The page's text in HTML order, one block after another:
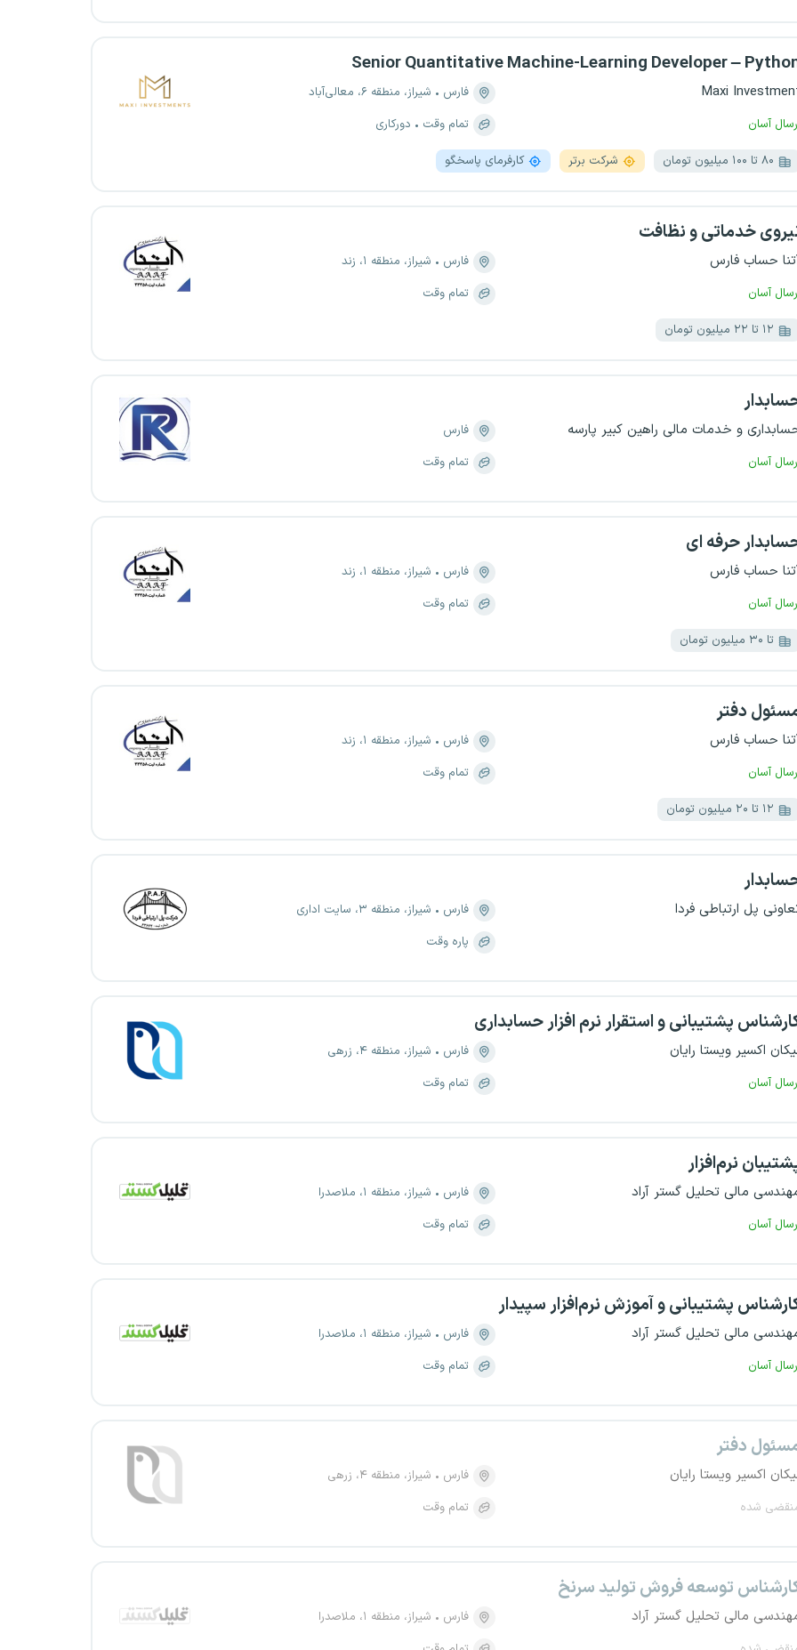
Senior Quantitative Machine-Learning Developer –
Maxi
آسان
فارس
شیراز، منطقه ۶، معالی‌آباد
تمام وقت
دورکاری
۸۰ تا ۱۰۰ میلیون تومان شرکت برتر کارفرمای پاسخگو
خدماتی و نظافت
حساب فارس
آسان
فارس
شیراز، منطقه ۱، زند
تمام وقت
۱۲ تا ۲۲ میلیون تومان
و خدمات مالی راهین کبیر پارسه
آسان
فارس
تمام وقت
حرفه ای
حساب فارس
آسان
فارس
شیراز، منطقه ۱، زند
تمام وقت
تا ۳۰ میلیون تومان
دفتر
حساب فارس
آسان
فارس
شیراز، منطقه ۱، زند
تمام وقت
۱۲ تا ۲۰ میلیون تومان
پل ارتباطی فردا فارس
شیراز، منطقه ۳، سایت اداری
پاره وقت
پشتیبانی و استقرار نرم افزار حسابداری
اکسیر ویستا رایان
آسان
فارس
شیراز، منطقه ۴، زرهی
تمام وقت
نرم‌افزار
مالی تحلیل گستر آراد
آسان
فارس
شیراز، منطقه ۱، ملاصدرا
تمام وقت
پشتیبانی و آموزش نرم‌افزار سپیدار
مالی تحلیل گستر آراد
آسان
فارس
شیراز، منطقه ۱، ملاصدرا
تمام وقت
دفتر
اکسیر ویستا رایان
شده
فارس
شیراز، منطقه ۴، زرهی
تمام وقت
توسعه فروش تولید سرنخ
مالی تحلیل گستر آراد فارس
شیراز، منطقه ۱، ملاصدرا